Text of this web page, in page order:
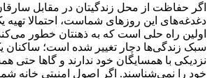
اگر حفاظت از محل زندگیتان در مقابل
دغدغه‌های این روزهای شماست، احتمالا تهیه
اولین راه حلی است که به ذهنتان خطور
سبک زندگی‌ها دچار تغییر شده است؛ ساکنان
نزدیکی با همسایگان خود ندارند و گاها حتی
خود را نمی‌شناسند. اگر اصول امنیتی خانه